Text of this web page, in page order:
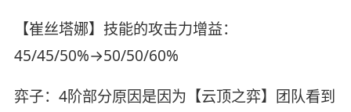
【崔丝塔娜】技能的攻击力增益：
45/45/50%→50/50/60%
弈子：4阶部分原因是因为【云顶之弈】团队看到